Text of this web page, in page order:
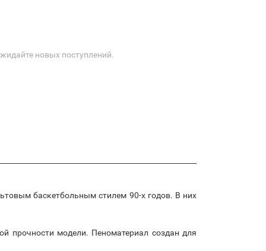
новых поступлений.
баскетбольным стилем 90-х годов. В них
прочности модели. Пеноматериал создан для